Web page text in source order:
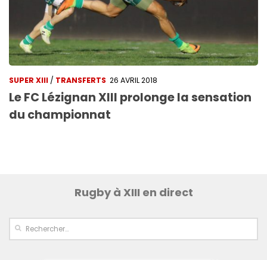
SUPER XIII / TRANSFERTS 26 AVRIL 2018
Le FC Lézignan XIII prolonge la sensation
du championnat
Rugby à XIII en direct